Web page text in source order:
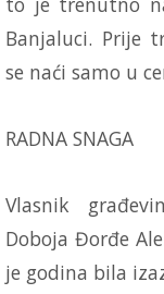
Banjaluci. Prije
se naći samo u
RADNA SNAGA
Vlasnik
Doboja Đorđe
je godina bila